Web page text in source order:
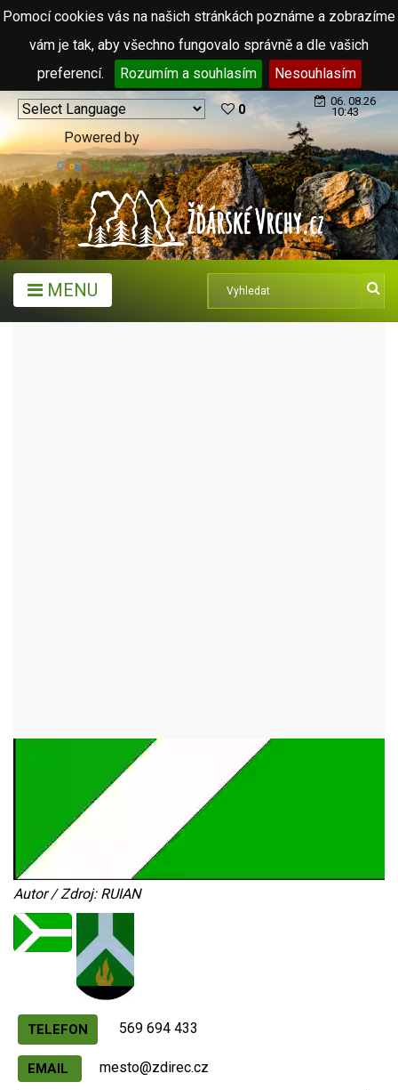
Pomocí cookies vás na našich stránkách poznáme a zobrazíme
vám je tak, aby všechno fungovalo správně a dle vašich
preferencí.
Rozumím a souhlasím Nesouhlasím
Powered by
Translate
0
06. 08.26
10:43
MENU
Autor / Zdroj: RUIAN
TELEFON 569 694 433
EMAIL mesto@zdirec.cz